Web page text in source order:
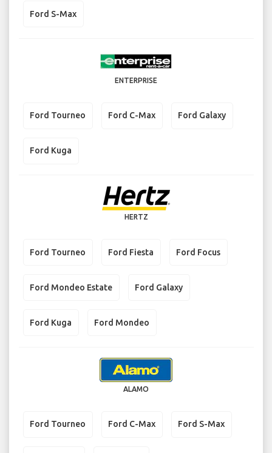
Ford S-Max
ENTERPRISE
Ford Tourneo Ford C-Max Ford Galaxy
Ford Kuga
HERTZ
Ford Tourneo Ford Fiesta Ford Focus
Ford Mondeo Estate Ford Galaxy
Ford Kuga Ford Mondeo
ALAMO
Ford Tourneo Ford C-Max Ford S-Max